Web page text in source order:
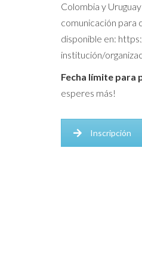
Colombia y
comunicación para
disponible en:
institución/
Fecha límite para
esperes más!
Inscripción